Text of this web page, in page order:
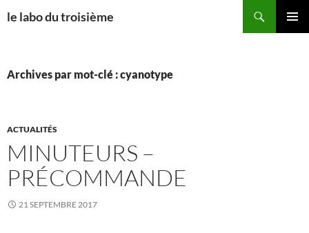
aule labo du troisième
Archives par mot-clé : cyanotype
ACTUALITÉS
MINUTEURS –
PRÉCOMMANDE
21 SEPTEMBRE 2017